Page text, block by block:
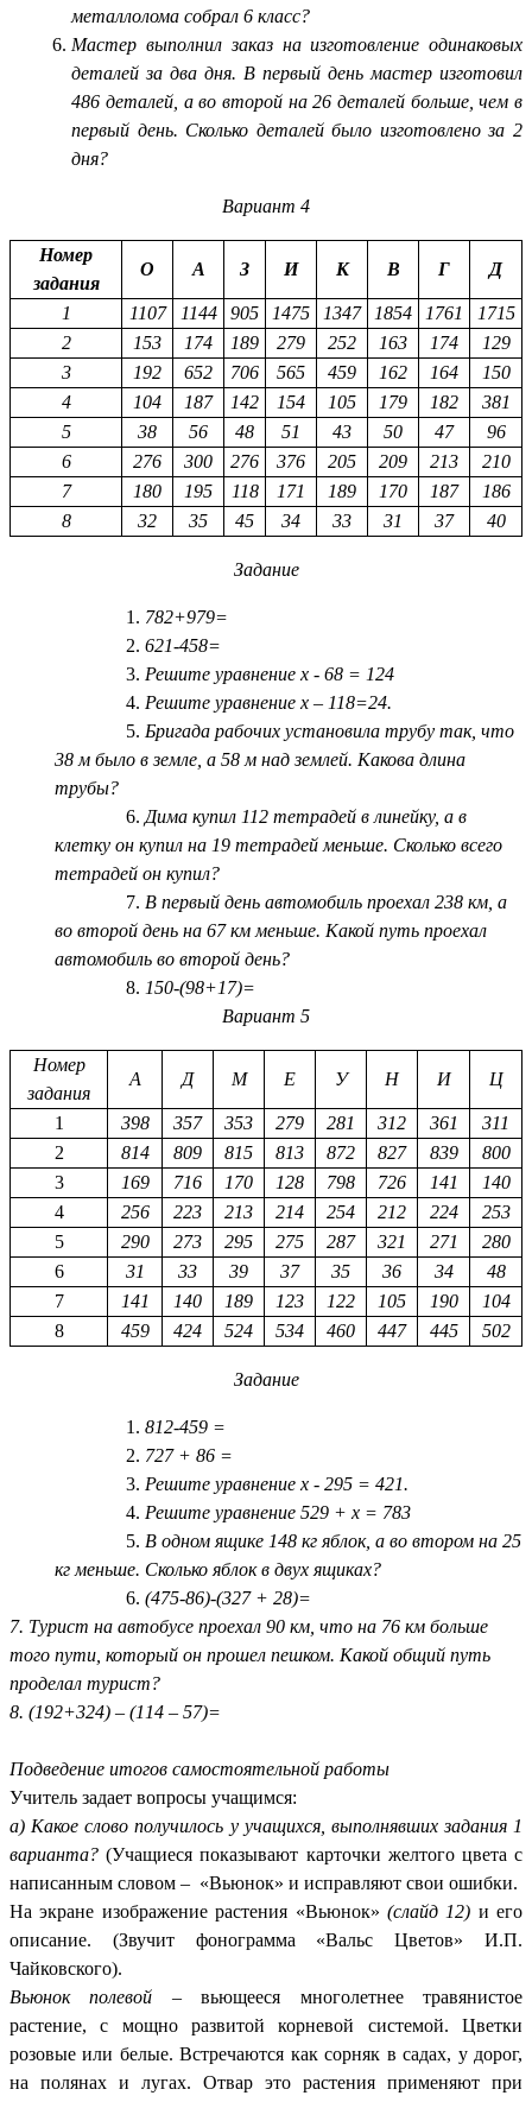
металлолома собрал 6 класс?
Мастер выполнил заказ на изготовление одинаковых
деталей за два дня. В первый день мастер изготовил
486 деталей, а во второй на 26 деталей больше, чем в
первый день. Сколько деталей было изготовлено за 2
дня?
Вариант 4
Номер
задания
О А З И К В Г Д
1 1107 1144 905 1475 1347 1854 1761
1715
2
153 174 189 279 252 163 174
129
3
192 652 706 565 459 162 164
150
4
104 187 142 154 105 179 182
381
5
38 56 48 51 43 50 47
96
6
276 300 276 376 205 209 213
210
7
180 195 118 171 189 170 187
186
8
32 35 45 34 33 31 37 40
Задание
782+979=
621-458=
Решите уравнение х - 68 = 124
Решите уравнение х – 118=24.
Бригада рабочих установила трубу так, что
38 м было в земле, а 58 м над землей. Какова длина
трубы?
Дима купил 112 тетрадей в линейку, а в
клетку он купил на 19 тетрадей меньше. Сколько всего
тетрадей он купил?
В первый день автомобиль проехал 238 км, а
во второй день на 67 км меньше. Какой путь проехал
автомобиль во второй день?
150-(98+17)=
Вариант 5
Номер
задания
А Д М Е У Н И Ц
1 398 357 353 279 281 312 361
311
2
814 809 815 813 872 827 839
800
3
169 716 170 128 798 726 141
140
4
256 223 213 214 254 212 224
253
5
290 273 295 275 287 321 271
280
6
31 33 39 37 35 36 34
48
7
141 140 189 123 122 105 190
104
8
459 424 524 534 460 447 445 502
Задание
812-459 =
727 + 86 =
Решите уравнение х - 295 = 421.
Решите уравнение 529 + х = 783
В одном ящике 148 кг яблок, а во втором на 25
кг меньше. Сколько яблок в двух ящиках?
(475-86)-(327 + 28)=
7. Турист на автобусе проехал 90 км, что на 76 км больше
того пути, который он прошел пешком. Какой общий путь
проделал турист?
8. (192+324) – (114 – 57)=
Подведение итогов самостоятельной работы
Учитель задает вопросы учащимся:
а) Какое слово получилось у учащихся, выполнявших задания 1
варианта? (Учащиеся показывают карточки желтого цвета с
написанным словом – «Вьюнок» и исправляют свои ошибки.
На экране изображение растения «Вьюнок» (слайд 12) и его
описание. (Звучит фонограмма «Вальс Цветов» И.П.
Чайковского).
Вьюнок полевой – вьющееся многолетнее травянистое
растение, с мощно развитой корневой системой. Цветки
розовые или белые. Встречаются как сорняк в садах, у дорог,
на полянах и лугах. Отвар это растения применяют при